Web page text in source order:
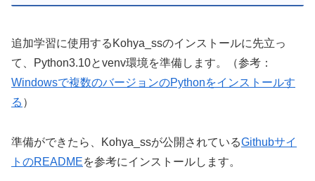
追加学習に使用するKohya_ssのインストールに先立っ
て、Python3.10とvenv環境を準備します。（参考：
Windowsで複数のバージョンのPythonをインストールす
る ）
準備ができたら、Kohya_ssが公開されているGithubサイ
トのREADMEを参考にインストールします。